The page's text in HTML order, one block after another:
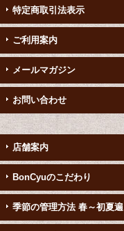
特定商取引法表示
ご利用案内
メールマガジン
お問い合わせ
店舗案内
BonCyuのこだわり
季節の管理方法 春～初夏遍